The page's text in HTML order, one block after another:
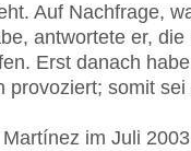
Auf Nachfrage,
antwortete er,
Erst danach
provoziert; somit
im Juli